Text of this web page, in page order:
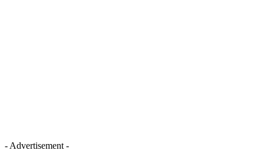
- Advertisement -